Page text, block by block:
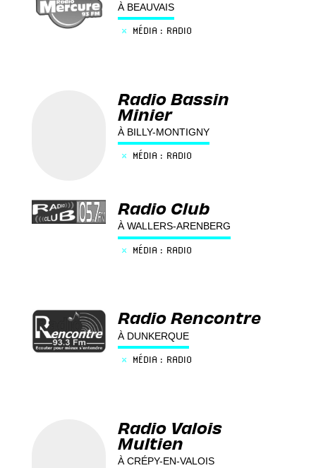
À BEAUVAIS
× MÉDIA : RADIO
Radio Bassin
Minier
À BILLY-MONTIGNY
× MÉDIA : RADIO
Radio Club
À WALLERS-ARENBERG
× MÉDIA : RADIO
Radio Rencontre
À DUNKERQUE
× MÉDIA : RADIO
Radio Valois
Multien
À CRÉPY-EN-VALOIS